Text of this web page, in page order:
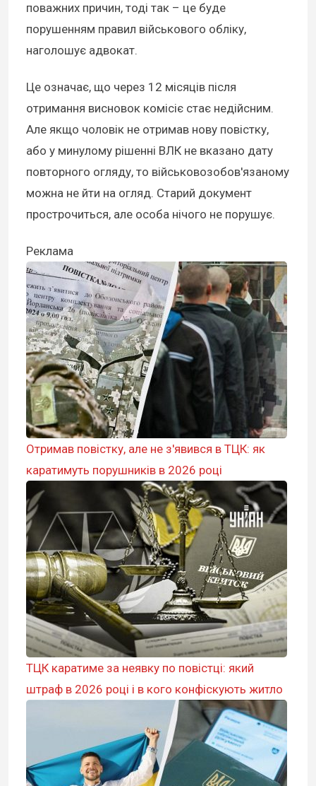
поважних причин, тоді так – це буде
порушенням правил військового обліку,
наголошує адвокат.
Це означає, що через 12 місяців після
отримання висновок комісіє стає недійсним.
Але якщо чоловік не отримав нову повістку,
або у минулому рішенні ВЛК не вказано дату
повторного огляду, то військовозобов'язаному
можна не йти на огляд. Старий документ
прострочиться, але особа нічого не порушує.
Реклама
Отримав повістку, але не з'явився в ТЦК: як
каратимуть порушників в 2026 році
ТЦК каратиме за неявку по повістці: який
штраф в 2026 році і в кого конфіскують житло